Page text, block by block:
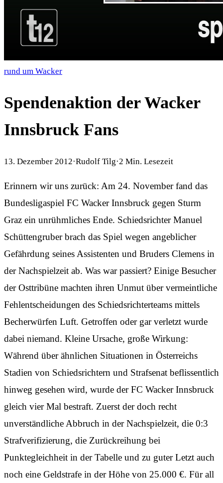
rund um Wacker
Spendenaktion der Wacker
Innsbruck Fans
13. Dezember 2012·Rudolf Tilg·2 Min. Lesezeit
Erinnern wir uns zurück: Am 24. November fand das
Bundesligaspiel FC Wacker Innsbruck gegen Sturm
Graz ein unrühmliches Ende. Schiedsrichter Manuel
Schüttengruber brach das Spiel wegen angeblicher
Gefährdung seines Assistenten und Bruders Clemens in
der Nachspielzeit ab. Was war passiert? Einige Besucher
der Osttribüne machten ihren Unmut über vermeintliche
Fehlentscheidungen des Schiedsrichterteams mittels
Becherwürfen Luft. Getroffen oder gar verletzt wurde
dabei niemand. Kleine Ursache, große Wirkung:
Während über ähnlichen Situationen in Österreichs
Stadien von Schiedsrichtern und Strafsenat beflissentlich
hinweg gesehen wird, wurde der FC Wacker Innsbruck
gleich vier Mal bestraft. Zuerst der doch recht
unverständliche Abbruch in der Nachspielzeit, die 0:3
Strafverifizierung, die Zurückreihung bei
Punktegleichheit in der Tabelle und zu guter Letzt auch
noch eine Geldstrafe in der Höhe von 25.000 €. Für all